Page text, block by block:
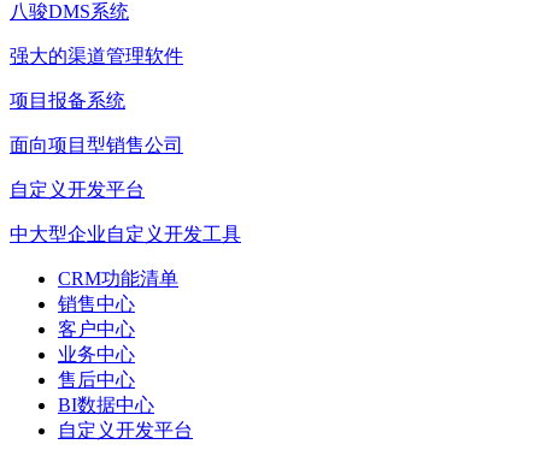
八骏DMS系统
强大的渠道管理软件
项目报备系统
面向项目型销售公司
自定义开发平台
中大型企业自定义开发工具
CRM功能清单
销售中心
客户中心
业务中心
售后中心
BI数据中心
自定义开发平台